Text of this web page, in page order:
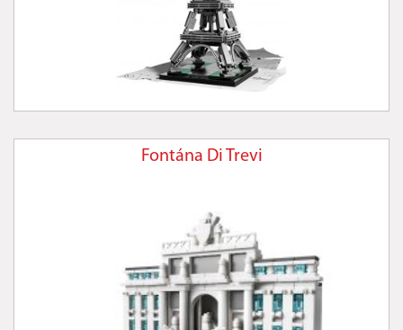
Fontána Di Trevi